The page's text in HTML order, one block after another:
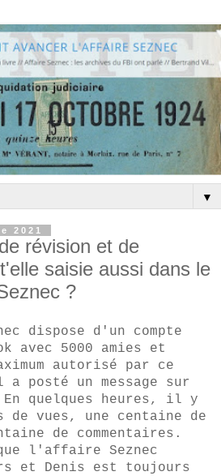
▼
2021
révision et de
saisie aussi dans le
?
dispose d'un compte
avec 5000 amies et
autorisé par ce
posté un message sur
quelques heures, il y
vues, une centaine de
de commentaires.
l'affaire Seznec
et Denis est toujours